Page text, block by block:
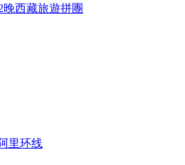
晚西藏旅遊拼團
里环线